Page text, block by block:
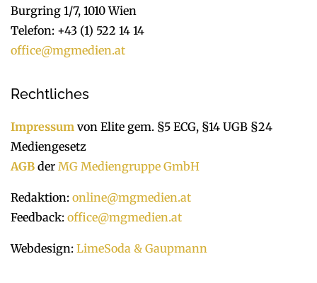
Burgring 1/7, 1010 Wien
Telefon: +43 (1) 522 14 14
office@mgmedien.at
Rechtliches
Impressum von Elite gem. §5 ECG, §14 UGB §24
Mediengesetz
AGB der MG Mediengruppe GmbH
Redaktion: online@mgmedien.at
Feedback: office@mgmedien.at
Webdesign: LimeSoda & Gaupmann